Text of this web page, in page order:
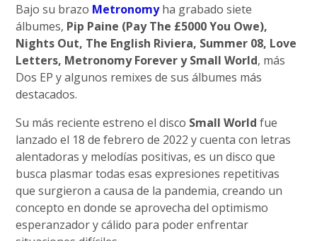
Bajo su brazo Metronomyha grabado siete
álbumes, Pip Paine (Pay The £5000 You Owe),
Nights Out, The English Riviera, Summer 08, Love
Letters, Metronomy Forever y Small World, más
Dos EP y algunos remixes de sus álbumes más
destacados.
Su más reciente estreno el disco Small World fue
lanzado el 18 de febrero de 2022 y cuenta con letras
alentadoras y melodías positivas, es un disco que
busca plasmar todas esas expresiones repetitivas
que surgieron a causa de la pandemia, creando un
concepto en donde se aprovecha del optimismo
esperanzador y cálido para poder enfrentar